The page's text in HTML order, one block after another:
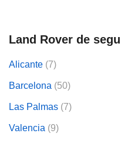
Land Rover de
Alicante (7)
Barcelona (50)
Las Palmas (7)
Valencia (9)